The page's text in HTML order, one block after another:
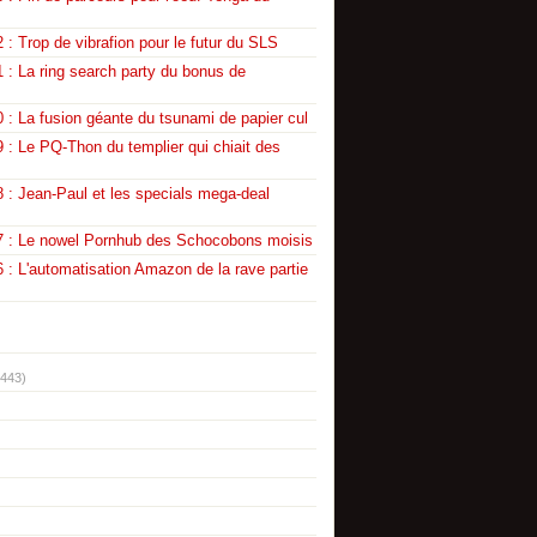
: Trop de vibrafion pour le futur du SLS
: La ring search party du bonus de
: La fusion géante du tsunami de papier cul
: Le PQ-Thon du templier qui chiait des
: Jean-Paul et les specials mega-deal
: Le nowel Pornhub des Schocobons moisis
: L'automatisation Amazon de la rave partie